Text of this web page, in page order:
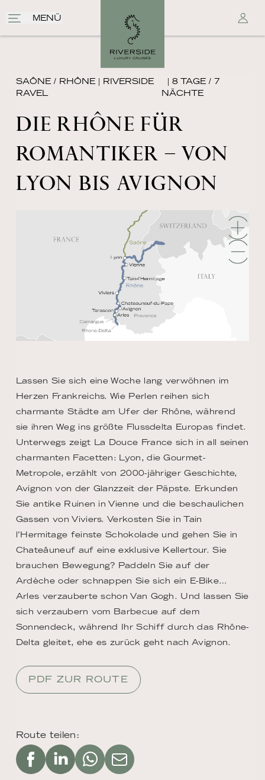
MENÜ
SAÔNE / RHÔNE | RIVERSIDE
RAVEL
| 8 TAGE / 7
NÄCHTE
DIE RHÔNE FÜR
ROMANTIKER – VON
LYON BIS AVIGNON
Route teilen:
Lassen Sie sich eine Woche lang verwöhnen im
Herzen Frankreichs. Wie Perlen reihen sich
charmante Städte am Ufer der Rhône, während
sie ihren Weg ins größte Flussdelta Europas findet.
Unterwegs zeigt La Douce France sich in all seinen
charmanten Facetten: Lyon, die Gourmet-
Metropole, erzählt von 2000-jähriger Geschichte,
Avignon von der Glanzzeit der Päpste. Erkunden
Sie antike Ruinen in Vienne und die beschaulichen
Gassen von Viviers. Verkosten Sie in Tain
l’Hermitage feinste Schokolade und gehen Sie in
Chateâuneuf auf eine exklusive Kellertour. Sie
brauchen Bewegung? Paddeln Sie auf der
Ardèche oder schnappen Sie sich ein E-Bike…
Arles verzauberte schon Van Gogh. Und lassen Sie
sich verzaubern vom Barbecue auf dem
Sonnendeck, während Ihr Schiff durch das Rhône-
Delta gleitet, ehe es zurück geht nach Avignon.
PDF ZUR ROUTE